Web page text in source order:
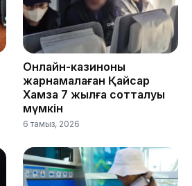
Онлайн-казиноны
жарнамалаған Қайсар
Хамза 7 жылға сотталуы
мүмкін
6 тамыз, 2026